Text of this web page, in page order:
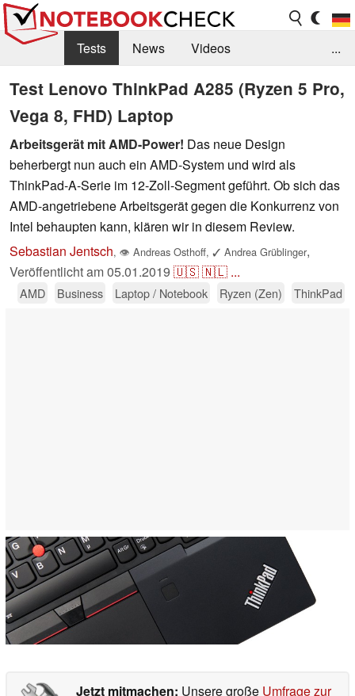
Tests News
Videos
Benchmarks & Tech
Externe Tests
Kaufberatung
Deals
Forum
...
Test Lenovo ThinkPad A285 (Ryzen 5 Pro,
Vega 8, FHD) Laptop
Arbeitsgerät mit AMD-Power! Das neue Design
beherbergt nun auch ein AMD-System und wird als
ThinkPad-A-Serie im 12-Zoll-Segment geführt. Ob sich das
AMD-angetriebene Arbeitsgerät gegen die Konkurrenz von
Intel behaupten kann, klären wir in diesem Review.
Sebastian Jentsch, 👁 Andreas Osthoff, ✓ Andrea Grüblinger,
Veröffentlicht am05.01.2019 🇺🇸🇳🇱 ...
AMD Business Laptop / Notebook Ryzen (Zen) ThinkPad
Jetzt mitmachen: Unsere große Umfrage zur